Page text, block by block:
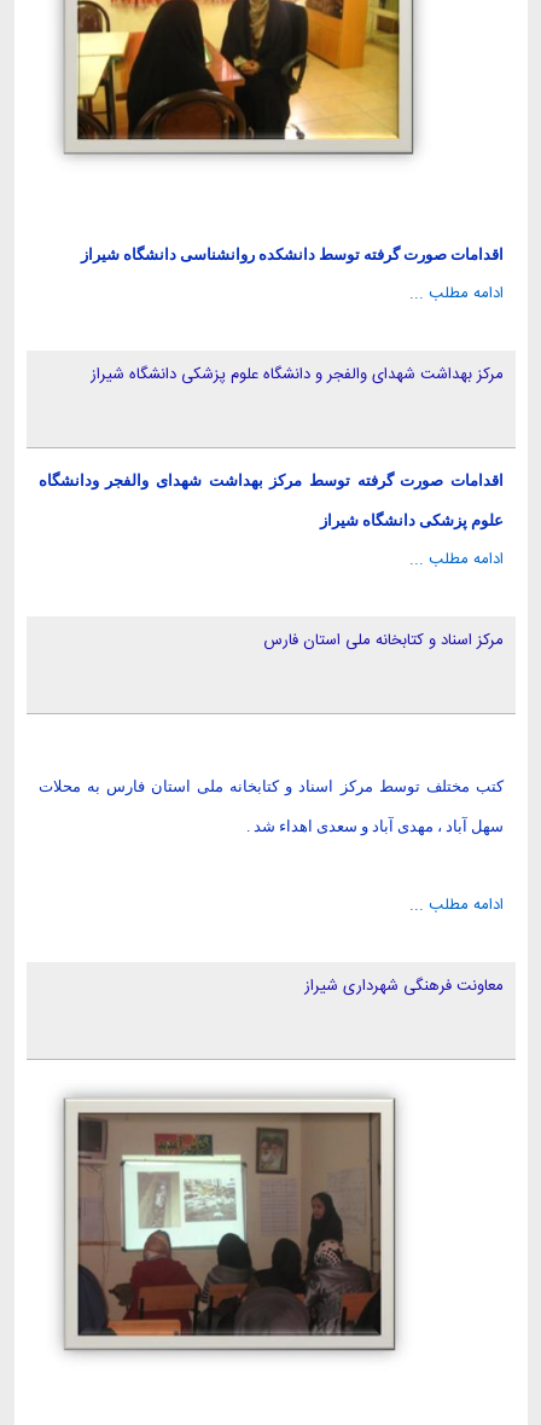
اقدامات صورت گرفته توسط دانشکده روانشناسی دانشگاه شیراز
ادامه مطلب ...
مرکز بهداشت شهدای والفجر و دانشگاه علوم پزشکی دانشگاه شیراز
اقدامات صورت گرفته توسط مرکز بهداشت شهدای والفجر ودانشگاه
علوم پزشکی دانشگاه شیراز
ادامه مطلب ...
مرکز اسناد و کتابخانه ملی استان فارس
کتب مختلف توسط مرکز اسناد و کتابخانه ملی استان فارس به محلات
سهل آباد ، مهدی آباد و سعدی اهداء شد .
ادامه مطلب ...
معاونت فرهنگی شهرداری شیراز